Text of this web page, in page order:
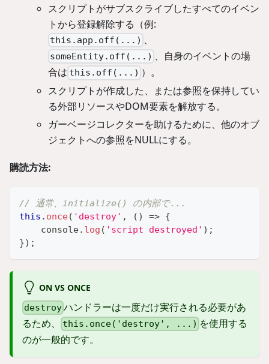
スクリプトがサブスクライブしたすべてのイベン
トから登録解除する（例:
this.app.off(...) 、
someEntity.off(...) 、自身のイベントの場
合は this.off(...) ）。
スクリプトが作成した、または参照を保持してい
る外部リソースやDOM要素を解放する。
ガーベージコレクターを助けるために、他のオブ
ジェクトへの参照をNULLにする。
購読方法:
// 通常、initialize() の内部で...
this . once( 'destroy' , ( ) => {
console. log ( 'script destroyed' ) ;
}) ;
ON VS ONCE
destroyハンドラーは一度だけ実行される必要があ
るため、
this.once('destroy', ...) を使用する
のが一般的です。